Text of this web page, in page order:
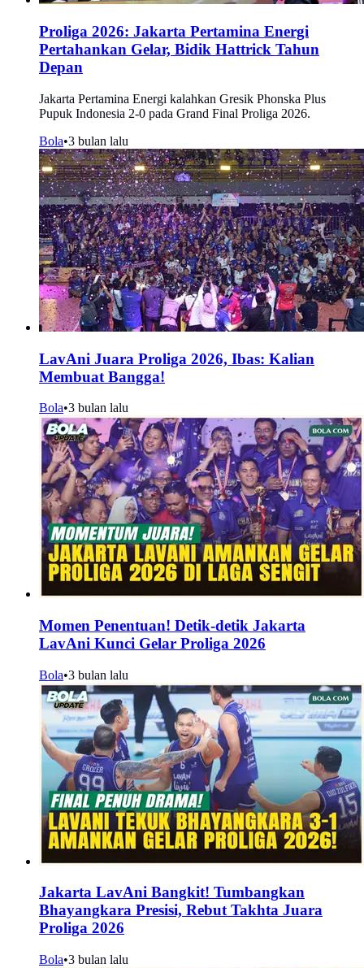
Proliga 2026: Jakarta Pertamina Energi
Pertahankan Gelar, Bidik Hattrick Tahun
Depan
Jakarta Pertamina Energi kalahkan Gresik Phonska Plus
Pupuk Indonesia 2-0 pada Grand Final Proliga 2026.
Bola•3 bulan lalu
LavAni Juara Proliga 2026, Ibas: Kalian
Membuat Bangga!
Bola•3 bulan lalu
Momen Penentuan! Detik-detik Jakarta
LavAni Kunci Gelar Proliga 2026
Bola•3 bulan lalu
Jakarta LavAni Bangkit! Tumbangkan
Bhayangkara Presisi, Rebut Takhta Juara
Proliga 2026
Bola•3 bulan lalu